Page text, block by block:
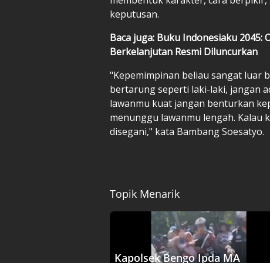
keputusan.
Baca juga: Buku Indonesiaku
Berkelanjutan Resmi Diluncurkan
"Kepemimpinan beliau sangat luar
bertarung seperti laki-laki, jangan
lawanmu kuat jangan benturkan
menunggu lawanmu lengah.
disegani," kata Bambang Soesatyo.
Topik Menarik
Kapolsek Bengo Ipda MA